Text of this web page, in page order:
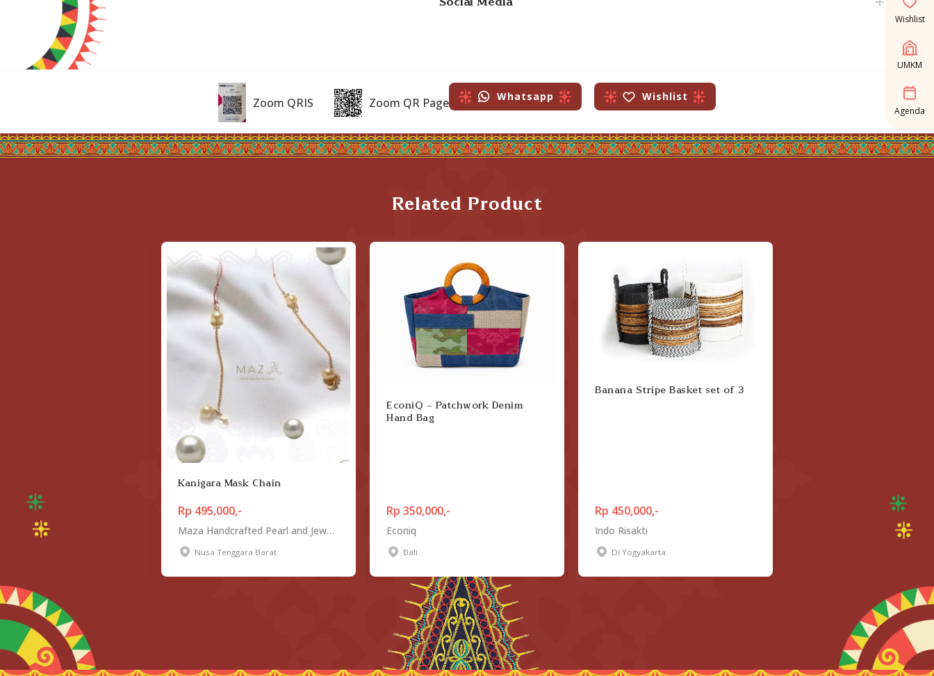
Wishlist
UMKM
Agenda
Zoom QRIS Zoom QR Page Whatsapp Wishlist
Related Product
Kanigara Mask Chain
Rp 495,000,-
Maza Handcrafted Pearl and Jewelry
Nusa Tenggara Barat
EconiQ - Patchwork Denim
Hand Bag
Rp 350,000,-
Econiq
Bali
Banana Stripe Basket set of 3
Rp 450,000,-
Indo Risakti
Di Yogyakarta